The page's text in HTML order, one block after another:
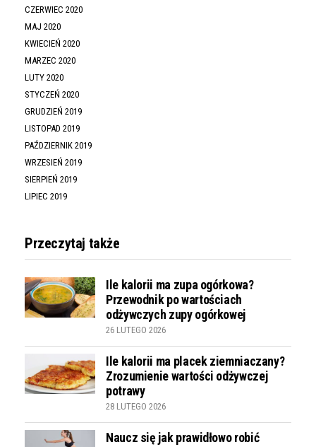
CZERWIEC 2020
MAJ 2020
KWIECIEŃ 2020
MARZEC 2020
LUTY 2020
STYCZEŃ 2020
GRUDZIEŃ 2019
LISTOPAD 2019
PAŹDZIERNIK 2019
WRZESIEŃ 2019
SIERPIEŃ 2019
LIPIEC 2019
Przeczytaj także
Ile kalorii ma zupa ogórkowa?
Przewodnik po wartościach
odżywczych zupy ogórkowej
26 LUTEGO 2026
Ile kalorii ma placek ziemniaczany?
Zrozumienie wartości odżywczej
potrawy
28 LUTEGO 2026
Naucz się jak prawidłowo robić